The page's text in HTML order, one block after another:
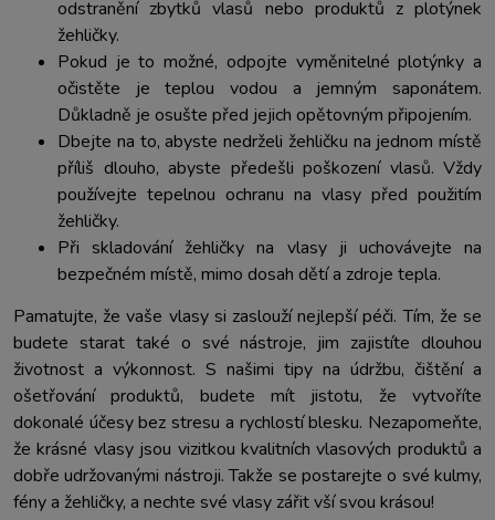
odstranění zbytků vlasů nebo produktů z plotýnek
žehličky.
Pokud je to možné, odpojte vyměnitelné plotýnky a
očistěte je teplou vodou a jemným saponátem.
Důkladně je osušte před jejich opětovným připojením.
Dbejte na to, abyste nedrželi žehličku na jednom místě
příliš dlouho, abyste předešli poškození vlasů. Vždy
používejte tepelnou ochranu na vlasy před použitím
žehličky.
Při skladování žehličky na vlasy ji uchovávejte na
bezpečném místě, mimo dosah dětí a zdroje tepla.
Pamatujte, že vaše vlasy si zaslouží nejlepší péči. Tím, že se
budete starat také o své nástroje, jim zajistíte dlouhou
životnost a výkonnost. S našimi tipy na údržbu, čištění a
ošetřování produktů, budete mít jistotu, že vytvoříte
dokonalé účesy bez stresu a rychlostí blesku. Nezapomeňte,
že krásné vlasy jsou vizitkou kvalitních vlasových produktů a
dobře udržovanými nástroji. Takže se postarejte o své kulmy,
fény a žehličky, a nechte své vlasy zářit vší svou krásou!